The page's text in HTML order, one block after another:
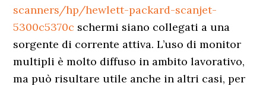
scanners/hp/hewlett-packard-scanjet-
5300c5370c schermi siano collegati a una
sorgente di corrente attiva. L’uso di monitor
multipli è molto diffuso in ambito lavorativo,
ma può risultare utile anche in altri casi, per